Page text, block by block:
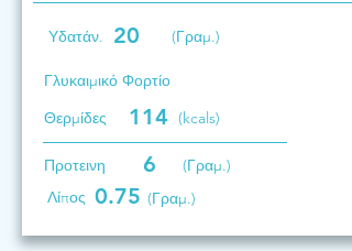
Υδατάν. 20 (Γραμ.)
Γλυκαιμικό Φορτίο
Θερμίδες
114 (kcals)
Προτεινη 6
(Γραμ.)
Λίπος 0.75 (Γραμ.)